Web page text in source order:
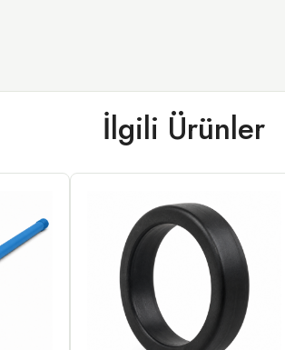
İlgili Ürünler